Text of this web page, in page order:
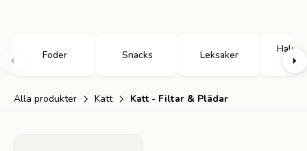
Foder Snacks Leksaker
Alla produkter Katt Katt - Filtar & Plädar